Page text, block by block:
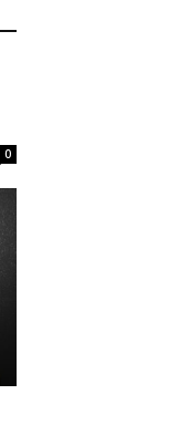
0